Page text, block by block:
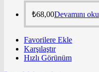
₺68,00Devamını oku
Favorilere Ekle
Karşılaştır
Hızlı Görünüm